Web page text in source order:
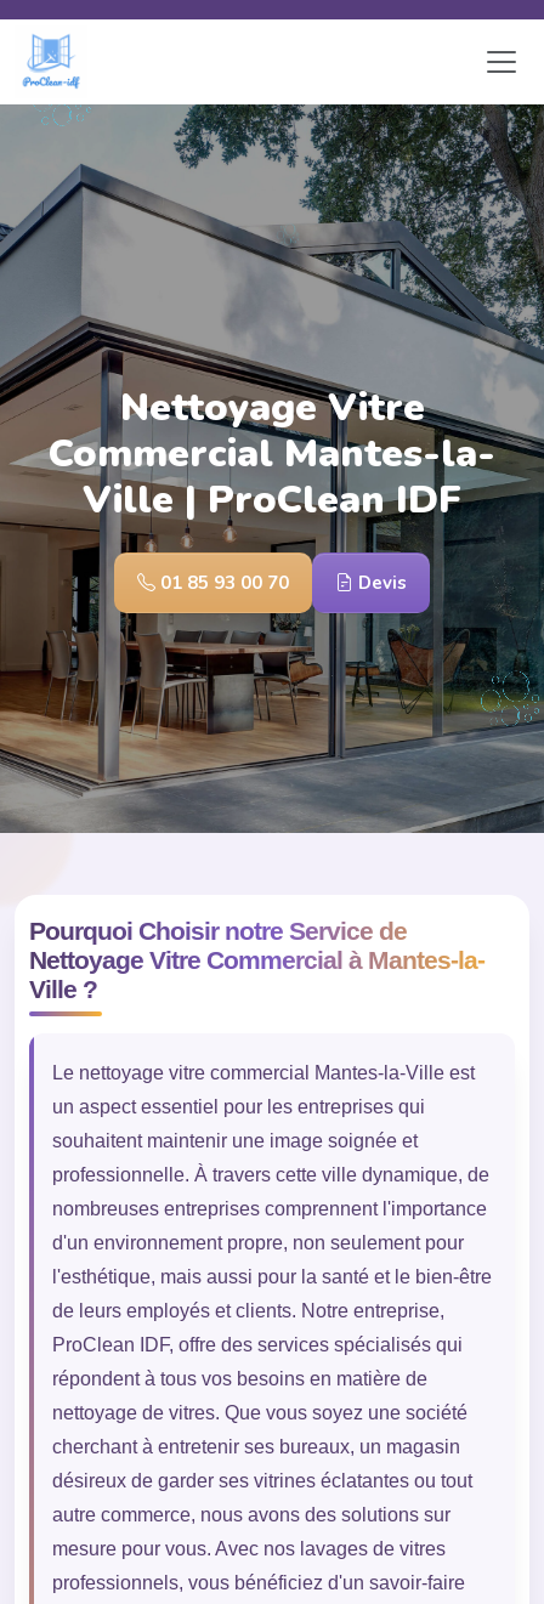
Skip to main content
Nettoyage Vitre
Commercial Mantes-la-
Ville | ProClean IDF
01 85 93 00 70 Devis
Pourquoi Choisir notre Service de
Nettoyage Vitre Commercial à Mantes-la-
Ville ?
Le nettoyage vitre commercial Mantes-la-Ville est
un aspect essentiel pour les entreprises qui
souhaitent maintenir une image soignée et
professionnelle. À travers cette ville dynamique, de
nombreuses entreprises comprennent l'importance
d'un environnement propre, non seulement pour
l'esthétique, mais aussi pour la santé et le bien-être
de leurs employés et clients. Notre entreprise,
ProClean IDF, offre des services spécialisés qui
répondent à tous vos besoins en matière de
nettoyage de vitres. Que vous soyez une société
cherchant à entretenir ses bureaux, un magasin
désireux de garder ses vitrines éclatantes ou tout
autre commerce, nous avons des solutions sur
mesure pour vous. Avec nos lavages de vitres
professionnels, vous bénéficiez d'un savoir-faire